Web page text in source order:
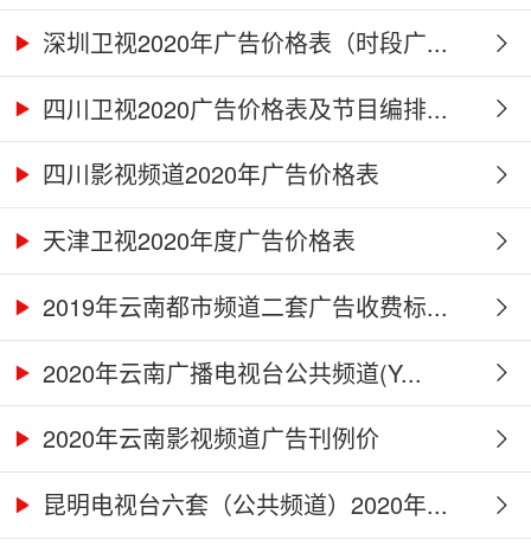
深圳卫视2020年广告价格表（时段广...
四川卫视2020广告价格表及节目编排...
四川影视频道2020年广告价格表
天津卫视2020年度广告价格表
2019年云南都市频道二套广告收费标...
2020年云南广播电视台公共频道(Y...
2020年云南影视频道广告刊例价
昆明电视台六套（公共频道）2020年...